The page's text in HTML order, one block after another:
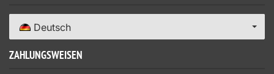
Deutsch
ZAHLUNGSWEISEN